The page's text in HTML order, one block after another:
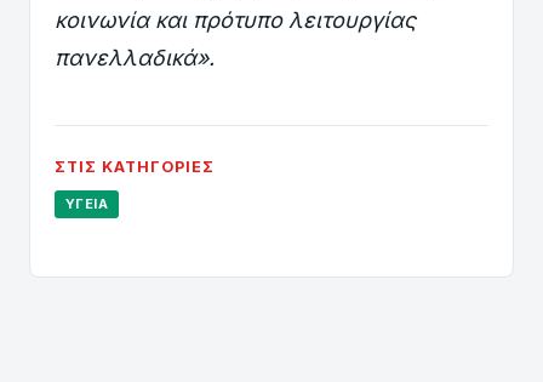
κοινωνία και πρότυπο λειτουργίας
πανελλαδικά».
ΣΤΙΣ ΚΑΤΗΓΟΡΊΕΣ
ΥΓΕΊΑ